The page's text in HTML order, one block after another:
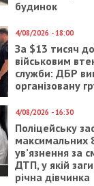
працює,
одного
або
збільшувати
– піднімати
обидва
українців
проявами
мають